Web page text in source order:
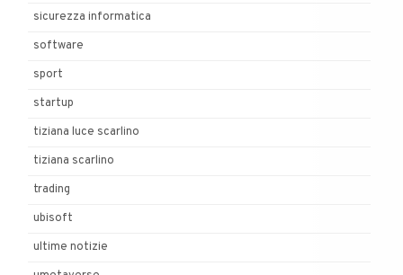
sicurezza informatica
software
sport
startup
tiziana luce scarlino
tiziana scarlino
trading
ubisoft
ultime notizie